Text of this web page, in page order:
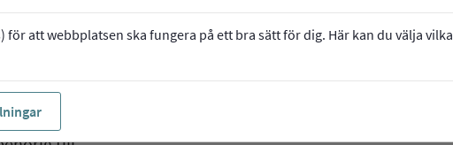
att webbplatsen ska fungera på ett bra sätt för dig. Här kan du välja vilka
annan